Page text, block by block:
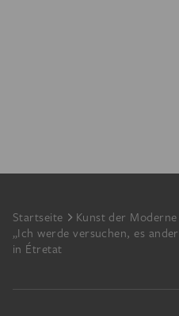
Footer
Startseite
Kunst der Moderne
„Ich werde versuchen, es
in Étretat